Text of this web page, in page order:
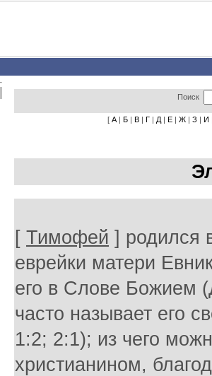
Поиск
[ А | Б | В | Г | Д | Е | Ж | З | И
[ Тимофей ] родился
еврейки матери
его в Слове Божием
часто называет его
1:2; 2:1); из чего
христианином,